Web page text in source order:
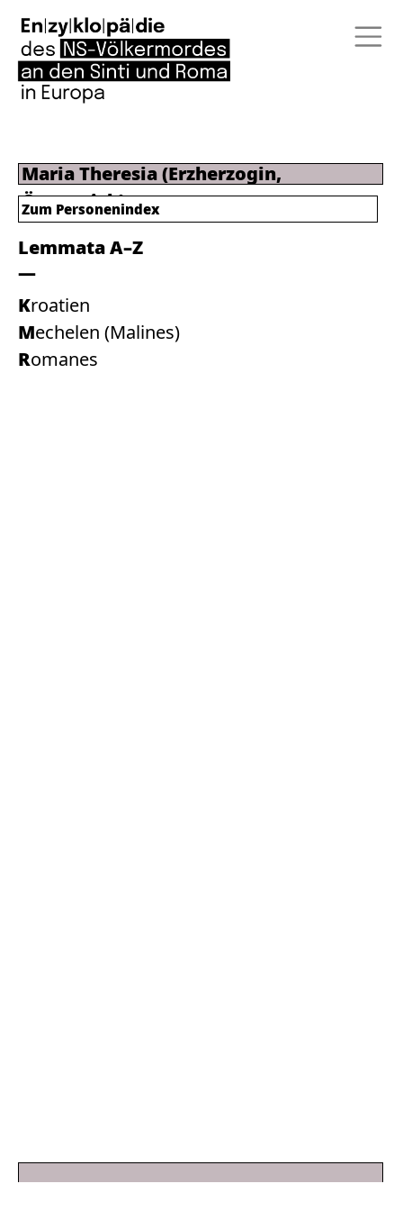
Maria Theresia (Erzherzogin,
Österreich)
Lemmata A–Z
Kroatien
Mechelen (Malines)
Romanes
Zum Personenindex